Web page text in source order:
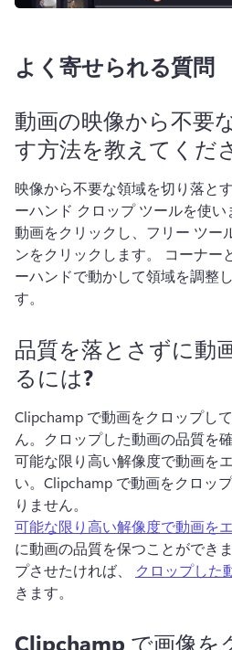
よく寄せられる質問
動画の映像から不要
す方法を教えてくだ
映像から不要な領域を切り落と
ーハンド クロップ ツールを使い
動画をクリックし、 フリー ツー
ンをクリックします。 コーナー
ーハンドで動かして領域を調整
す。
品質を落とさずに動
るには?
Clipchamp で動画をクロップし
ん。 クロップした動画の品質を
可能な限り高い解像度で動画を
い。 Clipchamp で動画をクロッ
りません。
可能な限り高い解像度で動画を
に動画の品質を保つことができ
プさせたければ、 クロップした
きます。
Clipchamp で画像を